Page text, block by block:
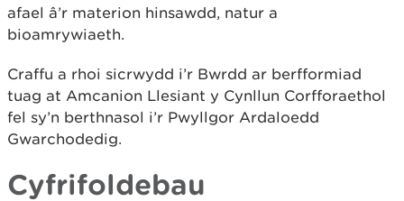
afael â’r materion hinsawdd, natur a
bioamrywiaeth.
Craffu a rhoi sicrwydd i’r Bwrdd ar berfformiad
tuag at Amcanion Llesiant y Cynllun Corfforaethol
fel sy’n berthnasol i’r Pwyllgor Ardaloedd
Gwarchodedig.
Cyfrifoldebau